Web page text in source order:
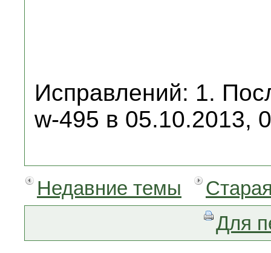
Исправлений: 1.
w-495 в 05.10.2013,
Недавние темы
Для